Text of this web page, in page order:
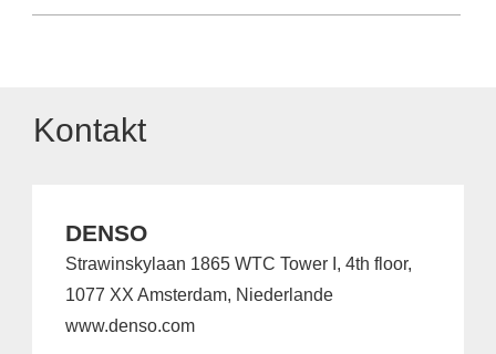
Kontakt
DENSO
Strawinskylaan 1865 WTC Tower I, 4th floor,
1077 XX Amsterdam, Niederlande
www.denso.com